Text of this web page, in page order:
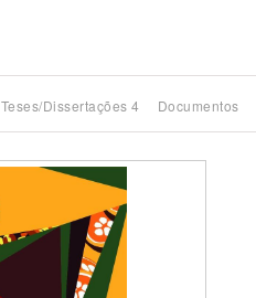
Teses/Dissertações 4 Documentos